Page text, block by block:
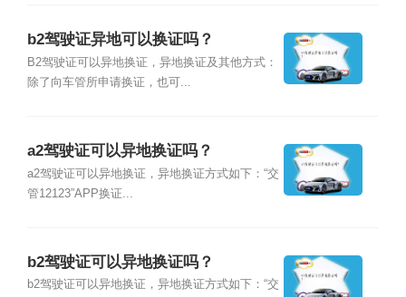
b2驾驶证异地可以换证吗？
B2驾驶证可以异地换证，异地换证及其他方式：
除了向车管所申请换证，也可...
a2驾驶证可以异地换证吗？
a2驾驶证可以异地换证，异地换证方式如下：“交
管12123”APP换证...
b2驾驶证可以异地换证吗？
b2驾驶证可以异地换证，异地换证方式如下：“交